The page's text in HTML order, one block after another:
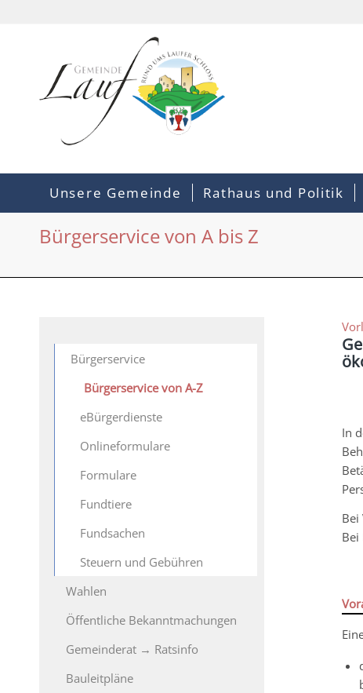
Unsere Gemeinde Rathaus und Politik
Bürgerservice von A bis Z
In
Bei
Bei
Bürgerservice
Bürgerservice von A-Z
eBürgerdienste
Onlineformulare
Formulare
Fundtiere
Fundsachen
Steuern und Gebühren
Wahlen
Öffentliche Bekanntmachungen
Gemeinderat → Ratsinfo
Bauleitpläne